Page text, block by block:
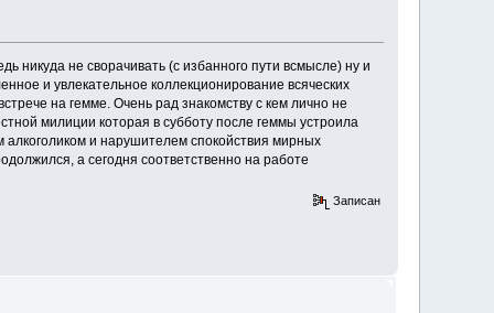
никуда не сворачивать (с избанного пути всмысле) ну и
и увлекательное коллекционирование всяческих
на гемме. Очень рад знакомству с кем лично не
милиции которая в субботу после геммы устроила
и нарушителем спокойствия мирных
а сегодня соответственно на работе
Записан